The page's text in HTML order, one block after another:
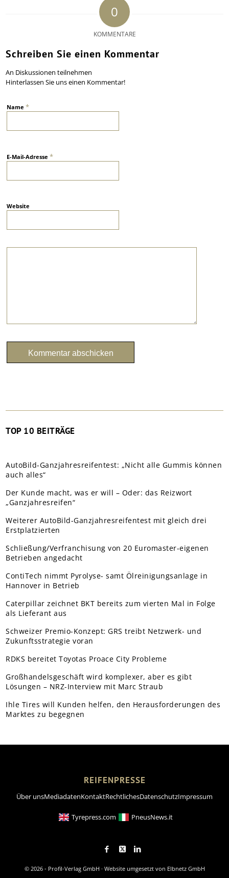
0
KOMMENTARE
Schreiben Sie einen Kommentar
An Diskussionen teilnehmen
Hinterlassen Sie uns einen Kommentar!
Name*
E-Mail-Adresse*
Website
TOP 10 BEITRÄGE
AutoBild-Ganzjahresreifentest: „Nicht alle Gummis können
auch alles“
Der Kunde macht, was er will – Oder: das Reizwort
„Ganzjahresreifen“
Weiterer AutoBild-Ganzjahresreifentest mit gleich drei
Erstplatzierten
Schließung/Verfranchisung von 20 Euromaster-eigenen
Betrieben angedacht
ContiTech nimmt Pyrolyse- samt Ölreinigungsanlage in
Hannover in Betrieb
Caterpillar zeichnet BKT bereits zum vierten Mal in Folge
als Lieferant aus
Schweizer Premio-Konzept: GRS treibt Netzwerk- und
Zukunftsstrategie voran
RDKS bereitet Toyotas Proace City Probleme
Großhandelsgeschäft wird komplexer, aber es gibt
Lösungen – NRZ-Interview mit Marc Straub
Ihle Tires will Kunden helfen, den Herausforderungen des
Marktes zu begegnen
REIFENPRESSE
Über unsMediadatenKontaktRechtlichesDatenschutzImpressum
Tyrepress.com PneusNews.it
© 2026 - Profil-Verlag GmbH · Website umgesetzt von Elbnetz GmbH